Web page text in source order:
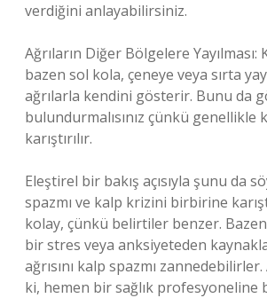
verdiğini anlayabilirsiniz.
Ağrıların Diğer Bölgelere Yayılması:
bazen sol kola, çeneye veya sırta
ağrılarla kendini gösterir. Bunu da
bulundurmalısınız çünkü genellikle
karıştırılır.
Eleştirel bir bakış açısıyla şunu da
spazmı ve kalp krizini birbirine
kolay, çünkü belirtiler benzer.
bir stres veya anksiyeteden
ağrısını kalp spazmı
ki, hemen bir sağlık profesyoneline